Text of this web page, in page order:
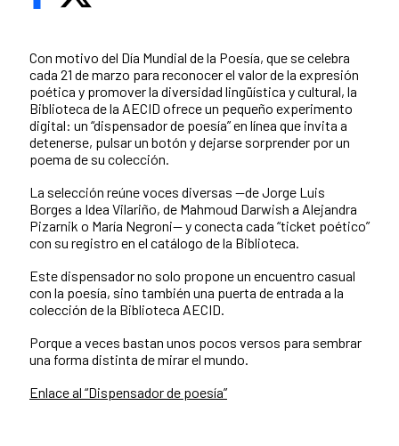
Con motivo del Día Mundial de la Poesía, que se celebra
cada 21 de marzo para reconocer el valor de la expresión
poética y promover la diversidad lingüística y cultural, la
Biblioteca de la AECID ofrece un pequeño experimento
digital: un “dispensador de poesía” en línea que invita a
detenerse, pulsar un botón y dejarse sorprender por un
poema de su colección.
La selección reúne voces diversas —de Jorge Luis
Borges a Idea Vilariño, de Mahmoud Darwish a Alejandra
Pizarnik o María Negroni— y conecta cada “ticket poético”
con su registro en el catálogo de la Biblioteca.
Este dispensador no solo propone un encuentro casual
con la poesía, sino también una puerta de entrada a la
colección de la Biblioteca AECID.
Porque a veces bastan unos pocos versos para sembrar
una forma distinta de mirar el mundo.
Enlace al “Dispensador de poesía”